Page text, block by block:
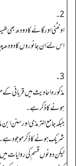
2۔
اونٹنی اور گائے کا دودھ
اس لئے ان جانوروں کا
3۔
مذکورہ احادیث میں قربانی
ہونے کا ذکر ہے۔
جبکہ جامع الترمذی اور سنن
شریک ہونے کا ذکر موجود
لیکن دونوں قسم کی روایات